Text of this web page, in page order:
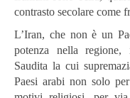
contrasto secolare come
L’Iran, che non è un
potenza nella regione,
Saudita la cui
Paesi arabi non solo